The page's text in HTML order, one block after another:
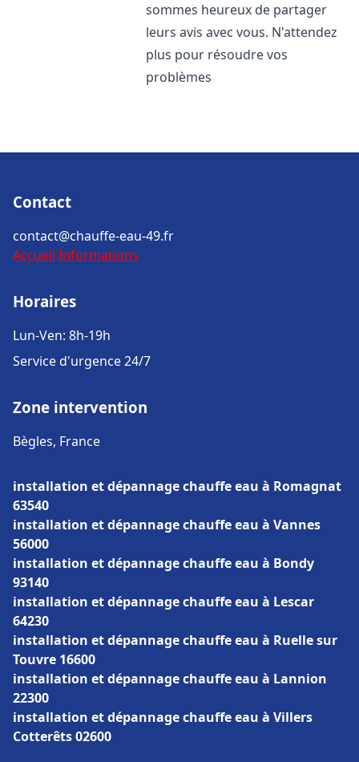
sommes heureux de partager
leurs avis avec vous. N'attendez
plus pour résoudre vos
problèmes
Contact
contact@chauffe-eau-49.fr
Accueil Informations
Horaires
Lun-Ven: 8h-19h
Service d'urgence 24/7
Zone intervention
Bègles, France
installation et dépannage chauffe eau à Romagnat
63540
installation et dépannage chauffe eau à Vannes
56000
installation et dépannage chauffe eau à Bondy
93140
installation et dépannage chauffe eau à Lescar
64230
installation et dépannage chauffe eau à Ruelle sur
Touvre 16600
installation et dépannage chauffe eau à Lannion
22300
installation et dépannage chauffe eau à Villers
Cotterêts 02600